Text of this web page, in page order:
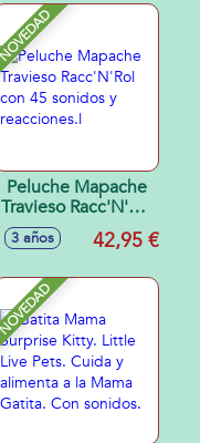
Peluche Mapache
Travieso Racc'N'Rol
con 45 sonidos y
reacciones.l
3 años 42,95 €